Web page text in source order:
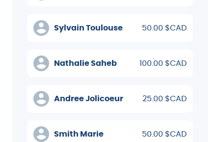
Sylvain Toulouse 50.00 $CAD
Nathalie Saheb 100.00 $CAD
Andree Jolicoeur 25.00 $CAD
Smith Marie 50.00 $CAD